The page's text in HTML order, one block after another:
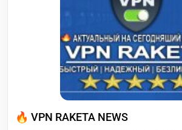
🔥 VPN RAKETA NEWS